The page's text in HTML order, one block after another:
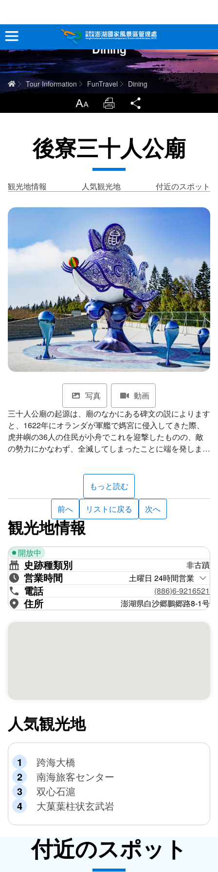
跳
到
主
要
內
容
観光情報
澎湖を深く知る
当サイトについて
サイトマップ
English Tiếng Việt
Bahasa indonesia
Dining
ホーム
Tour Information FunTravel Dining
LargrType Print
後寮三十人公廟
観光地情報 人気観光地 付近のスポット
写真
動画
三十人公廟の起源は、廟のなかにある碑文の説によります
と、1622年にオランダが軍艦で媽宮に侵入してきた際、
虎井嶼の36人の住民が小舟でこれを迎撃したものの、敵
の勢力にかなわず、全滅してしまったことに端を発しま
した後、「南埔廟」を建てて魂を慰めました。ここは、俗
称「三十人公廟」とも呼ばれました。2017年に信者らが
お金を出し合って再建されました。
三十人公廟の前には潮間帯が広がっており、干潮の時は
人々が潮干狩りに訪れます。そのわきにはサイクル歩道が
設けられており、海を眺めながらのサイクリングも楽しめ
ます。ここでは、芸術家の洪易創さんが創作した大型のオ
ブジェ「イルカ」が展示されています。イルカは閩南語で
「海鼠」、あるいは「海猪」とも発音されるため、青磁の
のとなっています。本体には、澎湖の特色あるスポットや
動植物、古跡等が描かれ、耳には「嗨」と「鼠」の字が配
されています。その傍らでは、芸術家の黄柏維さんの手に
よる「澎湃有青」と題した丸いタイルの創作が見られま
す。ここでは、天と菊、サボテン、石滬など澎湖の特色が
表現されています。
このほかに、後寮の威霊宮廟埕のも訪れてみてください。
「風坑口」一帯では、山の中の妖怪や魑魅魍魎が悪さをす
るので、1842年に威霊宮を建立して保生大帝を祀ること
になりました。上に雨の字を加えた「魑魅魍魎」の四文字
を書くことで魔よけとしており、澎湖でも珍しい石碑とし
て知られています。
もっと読む
前へ リストに戻る 次へ
観光地情報
開放中
史跡種類別 非古蹟
営業時間 土曜日 24時間営業
電話 (886)6-9216521
住所 澎湖県白沙郷鵬郷路8-1号
人気観光地
跨海大橋
南海旅客センター
双心石滬
大菓葉柱状玄武岩
付近のスポット